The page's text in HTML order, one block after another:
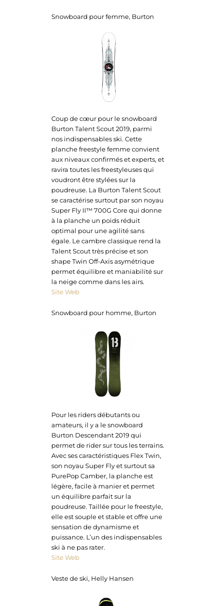
Snowboard pour femme, Burton
Coup de cœur pour le snowboard
Burton Talent Scout 2019, parmi
nos indispensables ski. Cette
planche freestyle femme convient
aux niveaux confirmés et experts, et
ravira toutes les freestyleuses qui
voudront être stylées sur la
poudreuse. La Burton Talent Scout
se caractérise surtout par son noyau
Super Fly II™ 700G Core qui donne
à la planche un poids réduit
optimal pour une agilité sans
égale. Le cambre classique rend la
Talent Scout très précise et son
shape Twin Off-Axis asymétrique
permet équilibre et maniabilité sur
la neige comme dans les airs.
Site Web
Snowboard pour homme, Burton
Pour les riders débutants ou
amateurs, il y a le snowboard
Burton Descendant 2019 qui
permet de rider sur tous les terrains.
Avec ses caractéristiques Flex Twin,
son noyau Super Fly et surtout sa
PurePop Camber, la planche est
légère, facile à manier et permet
un équilibre parfait sur la
poudreuse. Taillée pour le freestyle,
elle est souple et stable et offre une
sensation de dynamisme et
puissance. L’un des indispensables
ski à ne pas rater.
Site Web
Veste de ski, Helly Hansen